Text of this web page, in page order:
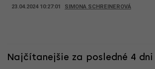
23.04.2024 10:27:01 SIMONA SCHREINEROVÁ
Najčítanejšie za posledné 4 dni